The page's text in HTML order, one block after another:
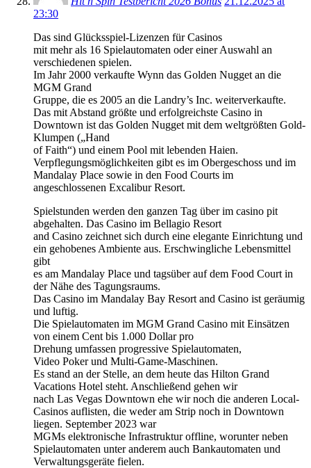
23:30
Das sind Glücksspiel-Lizenzen für Casinos
mit mehr als 16 Spielautomaten oder einer Auswahl an
verschiedenen spielen.
Im Jahr 2000 verkaufte Wynn das Golden Nugget an die
MGM Grand
Gruppe, die es 2005 an die Landry’s Inc. weiterverkaufte.
Das mit Abstand größte und erfolgreichste Casino in
Downtown ist das Golden Nugget mit dem weltgrößten Gold-
Klumpen („Hand
of Faith“) und einem Pool mit lebenden Haien.
Verpflegungsmöglichkeiten gibt es im Obergeschoss und im
Mandalay Place sowie in den Food Courts im
angeschlossenen Excalibur Resort.
Spielstunden werden den ganzen Tag über im casino pit
abgehalten. Das Casino im Bellagio Resort
and Casino zeichnet sich durch eine elegante Einrichtung und
ein gehobenes Ambiente aus. Erschwingliche Lebensmittel
gibt
es am Mandalay Place und tagsüber auf dem Food Court in
der Nähe des Tagungsraums.
Das Casino im Mandalay Bay Resort and Casino ist geräumig
und luftig.
Die Spielautomaten im MGM Grand Casino mit Einsätzen
von einem Cent bis 1.000 Dollar pro
Drehung umfassen progressive Spielautomaten,
Video Poker und Multi-Game-Maschinen.
Es stand an der Stelle, an dem heute das Hilton Grand
Vacations Hotel steht. Anschließend gehen wir
nach Las Vegas Downtown ehe wir noch die anderen Local-
Casinos auflisten, die weder am Strip noch in Downtown
liegen. September 2023 war
MGMs elektronische Infrastruktur offline, worunter neben
Spielautomaten unter anderem auch Bankautomaten und
Verwaltungsgeräte fielen.